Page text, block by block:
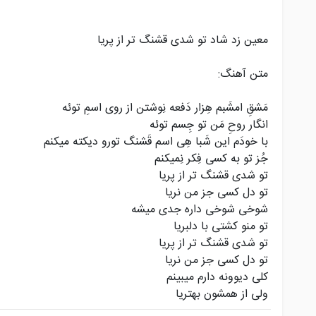
معین زد شاد تو شدی قشنگ تر از پریا
متن آهنگ:
مَشقِ امشَبم هِزار دَفعه نِوشتن از روی اسمِ توئه
انگار روحِ مَن تو جِسم توئه
با خودَم این شَبا هِی اسم قَشنگ تورو دیکته میکنم
جُز تو به کسی فِکر نِمیکنم
تو شدی قشنگ تر از پریا
تو دل کسی جز من نریا
شوخی شوخی داره جدی میشه
تو منو کشتی با دلبریا
تو شدی قشنگ تر از پریا
تو دل کسی جز من نریا
کلی دیوونه دارم میبینم
ولی از همشون بهتریا